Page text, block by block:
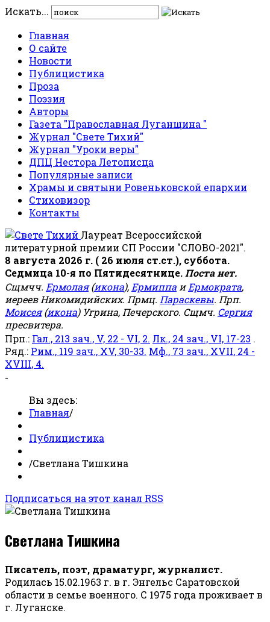
Искать...
Главная
О сайте
Новости
Публицистика
Проза
Поэзия
Авторы
Газета "Православная Луганщина "
Журнал "Свете Тихий"
Журнал "Уроки веры"
ДПЦ Нестора Летописца
Популярные записи
Храмы и святыни Ровеньковской епархии
Стиховизор
Контакты
Лауреат Всероссийской
литературной премии СП России "СЛОВО-2021".
8 августа 2026 г. ( 26 июля ст.ст.), суббота.
Седмица 10-я по Пятидесятнице. Поста нет.
Сщмчч. Ермолая(икона), Ермиппа иЕрмократа,
иереев Никомидийских. Прмц. Параскевы. Прп.
Моисея(икона) Угрина, Печерского. Сщмч. Сергия
пресвитера.
Прп.: Гал., 213 зач., V, 22 - VI, 2. Лк., 24 зач., VI, 17-23 .
Ряд.: Рим., 119 зач., XV, 30-33. Мф., 73 зач., XVII, 24 -
XVIII, 4.
-
Вы здесь:
Главная/
Публицистика
/Светлана Тишкина
Подписаться на этот канал RSS
Светлана Тишкина
Писатель, поэт, драматург, журналист.
Родилась 15.02.1963 г. в г. Энгельс Саратовской
области в семье военного. С 1975 года проживает в
г. Луганске.